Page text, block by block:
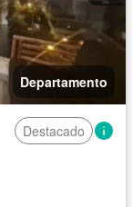
Departamento
Destacado